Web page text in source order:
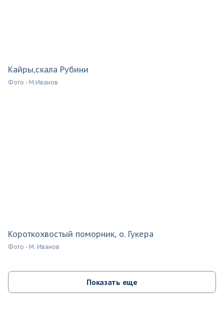
Кайры,скала Рубини
Фото - М.Иванов
Короткохвостый поморник, о. Гукера
Фото - М. Иванов
Показать еще